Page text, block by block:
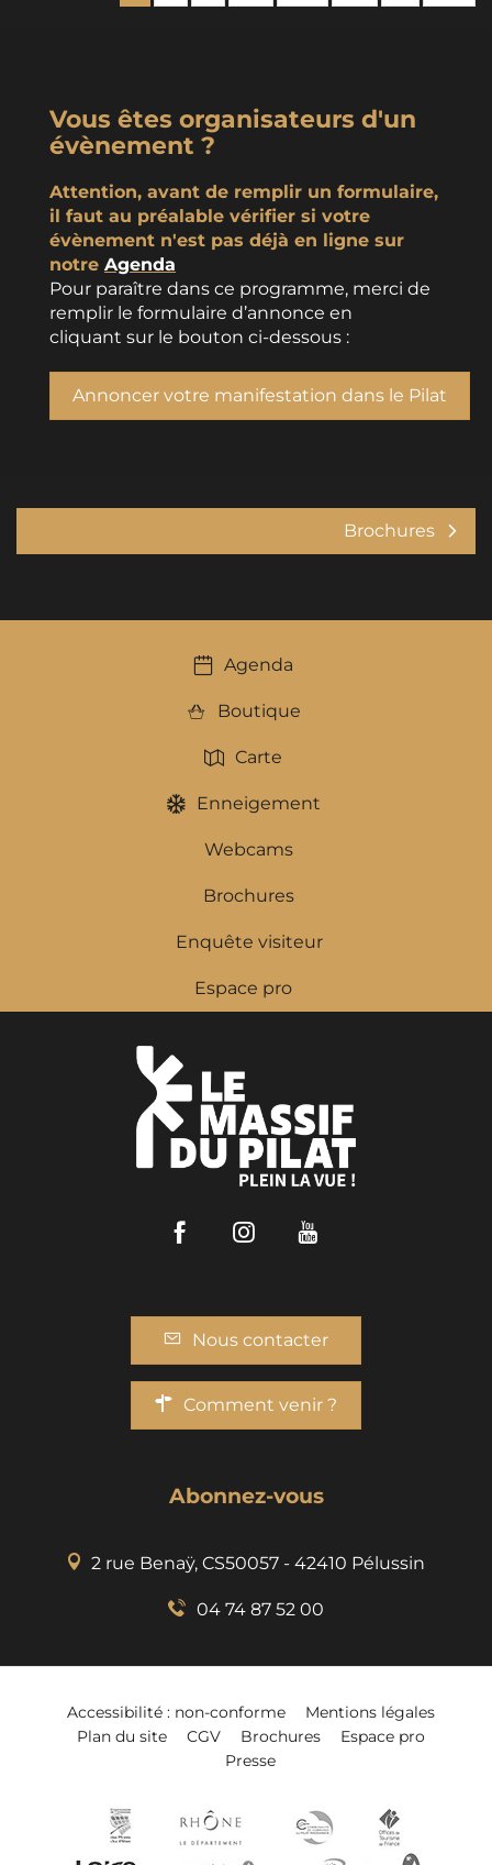
Vous êtes organisateurs d'un
évènement ?
Attention, avant de remplir un formulaire,
il faut au préalable vérifier si votre
évènement n'est pas déjà en ligne sur
notre Agenda
Pour paraître dans ce programme, merci de
remplir le formulaire d’annonce en
cliquant sur le bouton ci-dessous :
Annoncer votre manifestation dans le Pilat
Brochures
Agenda
Boutique
Carte
Enneigement
Webcams
Brochures
Enquête visiteur
Espace pro
FacebookInstagram
Nous contacter
Comment venir ?
Abonnez-vous
2 rue Benaÿ, CS50057 - 42410 Pélussin
04 74 87 52 00
Accessibilité : non-conforme
Mentions légales
Plan du site
CGV Brochures
Espace pro
Presse